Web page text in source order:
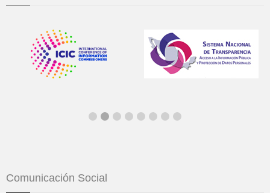
Comunicación Social